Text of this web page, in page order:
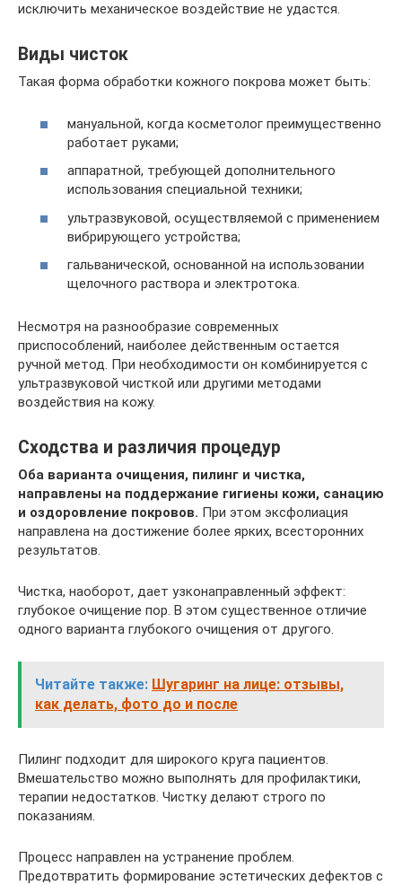
исключить механическое воздействие не удастся.
Виды чисток
Такая форма обработки кожного покрова может быть:
мануальной, когда косметолог преимущественно
работает руками;
аппаратной, требующей дополнительного
использования специальной техники;
ультразвуковой, осуществляемой с применением
вибрирующего устройства;
гальванической, основанной на использовании
щелочного раствора и электротока.
Несмотря на разнообразие современных
приспособлений, наиболее действенным остается
ручной метод. При необходимости он комбинируется с
ультразвуковой чисткой или другими методами
воздействия на кожу.
Сходства и различия процедур
Оба варианта очищения, пилинг и чистка,
направлены на поддержание гигиены кожи, санацию
и оздоровление покровов. При этом эксфолиация
направлена на достижение более ярких, всесторонних
результатов.
Чистка, наоборот, дает узконаправленный эффект:
глубокое очищение пор. В этом существенное отличие
одного варианта глубокого очищения от другого.
Читайте также: Шугаринг на лице: отзывы,
как делать, фото до и после
Пилинг подходит для широкого круга пациентов.
Вмешательство можно выполнять для профилактики,
терапии недостатков. Чистку делают строго по
показаниям.
Процесс направлен на устранение проблем.
Предотвратить формирование эстетических дефектов с